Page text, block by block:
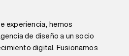
experiencia, hemos
de diseño a un socio
digital. Fusionamos